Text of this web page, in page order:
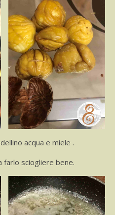
acqua e miele .
farlo sciogliere bene.